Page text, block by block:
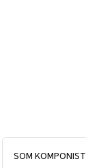
SOM KOMPONIST